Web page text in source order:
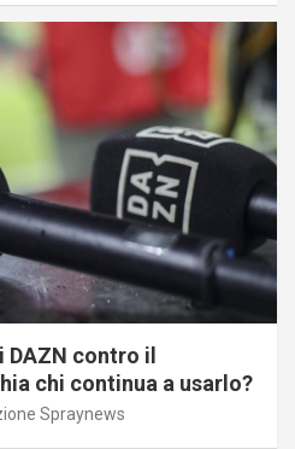
DAZN contro il
chi continua a usarlo?
Spraynews